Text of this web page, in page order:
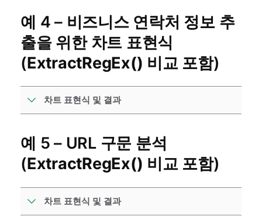
예 4 – 비즈니스 연락처 정보 추
출을 위한 차트 표현식
(ExtractRegEx() 비교 포함)
차트 표현식 및 결과
예 5 – URL 구문 분석
(ExtractRegEx() 비교 포함)
차트 표현식 및 결과